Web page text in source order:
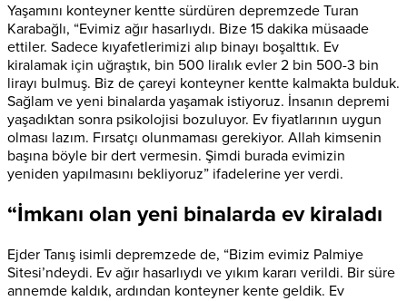
Yaşamını konteyner kentte sürdüren depremzede Turan
Karabağlı, “Evimiz ağır hasarlıydı. Bize 15 dakika müsaade
ettiler. Sadece kıyafetlerimizi alıp binayı boşalttık. Ev
kiralamak için uğraştık, bin 500 liralık evler 2 bin 500-3 bin
lirayı bulmuş. Biz de çareyi konteyner kentte kalmakta bulduk.
Sağlam ve yeni binalarda yaşamak istiyoruz. İnsanın depremi
yaşadıktan sonra psikolojisi bozuluyor. Ev fiyatlarının uygun
olması lazım. Fırsatçı olunmaması gerekiyor. Allah kimsenin
başına böyle bir dert vermesin. Şimdi burada evimizin
yeniden yapılmasını bekliyoruz” ifadelerine yer verdi.
“İmkanı olan yeni binalarda ev kiraladı
Ejder Tanış isimli depremzede de, “Bizim evimiz Palmiye
Sitesi’ndeydi. Ev ağır hasarlıydı ve yıkım kararı verildi. Bir süre
annemde kaldık, ardından konteyner kente geldik. Ev